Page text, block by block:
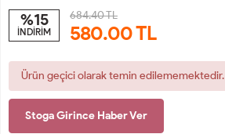
%15
İNDİRİM
684.40 TL
580.00TL
Ürün geçici olarak temin edilememektedir.
Stoga Girince Haber Ver